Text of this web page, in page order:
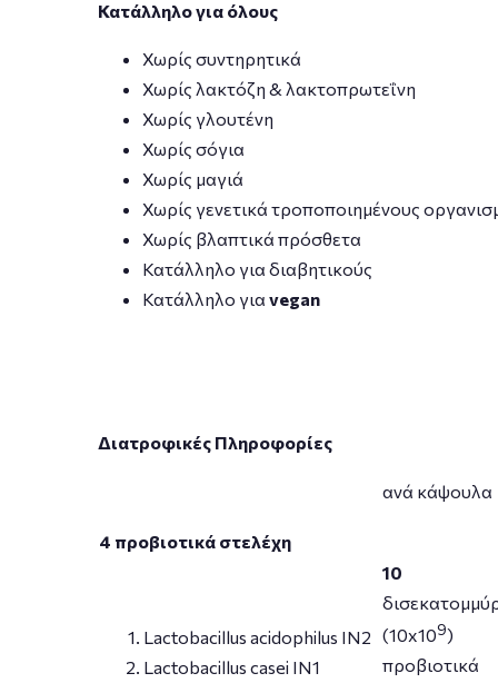
Κατάλληλο για όλους
Χωρίς συντηρητικά
Χωρίς λακτόζη & λακτοπρωτεΐνη
Χωρίς γλουτένη
Χωρίς σόγια
Χωρίς μαγιά
Χωρίς γενετικά τροποποιημένους
Χωρίς βλαπτικά πρόσθετα
Κατάλληλο για διαβητικούς
Κατάλληλο για vegan
Διατροφικές Πληροφορίες
ανά κάψουλα
4 προβιοτικά στελέχη
Lactobacillus acidophilus ΙΝ2
Lactobacillus casei ΙΝ1
10
(10x109)
προβιοτικά